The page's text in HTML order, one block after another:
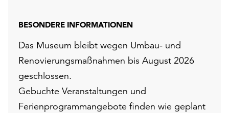
BESONDERE INFORMATIONEN
Das Museum bleibt wegen Umbau- und
Renovierungsmaßnahmen bis August 2026
geschlossen.
Gebuchte Veranstaltungen und
Ferienprogrammangebote finden wie geplant